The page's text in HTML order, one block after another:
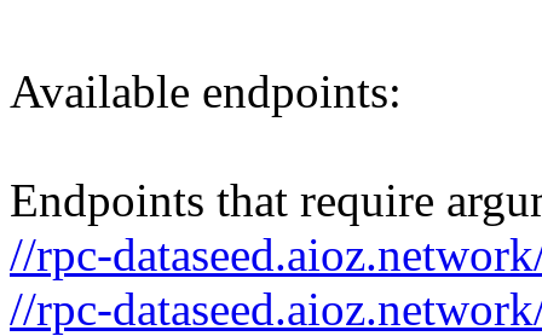
Available endpoints:
Endpoints that require
//rpc-
//rpc-